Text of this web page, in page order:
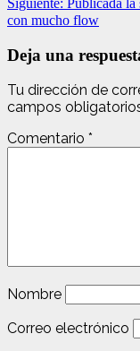
Siguiente: Publicada
con mucho flow
Deja una
Tu dirección de
campos
Comentario *
Nombre
Correo electrónico